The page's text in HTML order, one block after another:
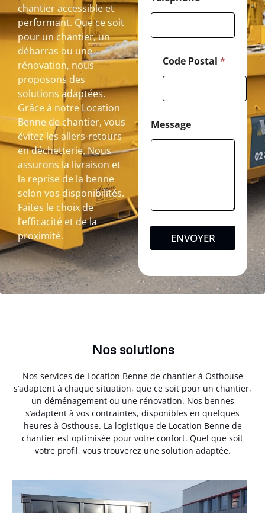
chantier accessible et
performant. Que ce soit
pour un chantier, un
débarras ou une
rénovation, nous
proposons des
solutions adaptées.
Grâce à notre Location
Benne de chantier, vous
évitez les allers-retours
en déchetterie. Nous
assurons la livraison et
la reprise de la benne
selon vos disponibilités.
Faites le choix de
l’efficacité et de la
proximité.
Code Postal *
Message
ENVOYER
Nos solutions
Nos services de Location Benne de chantier à Osthouse
s’adaptent à chaque situation, que ce soit pour un chantier,
un déménagement ou une rénovation. Nos bennes
s’adaptent à vos contraintes, disponibles en quelques
heures à Osthouse. La logistique de Location Benne de
chantier est optimisée pour votre confort. Quel que soit
votre profil, vous trouverez une solution adaptée.